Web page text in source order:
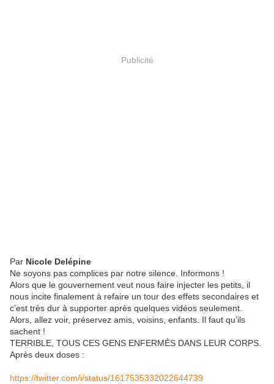
Publicité
Par Nicole Delépine
Ne soyons pas complices par notre silence. Informons !
Alors que le gouvernement veut nous faire injecter les petits, il
nous incite finalement à refaire un tour des effets secondaires et
c’est très dur à supporter après quelques vidéos seulement.
Alors, allez voir, préservez amis, voisins, enfants. Il faut qu’ils
sachent !
TERRIBLE, TOUS CES GENS ENFERMÉS DANS LEUR CORPS.
Après deux doses :
https://twitter.com/i/status/1617535332022644739